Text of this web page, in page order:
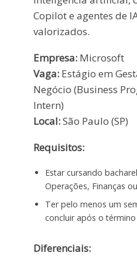
Copilot e agentes de
valorizados.
Empresa:Microsoft
Vaga:Estágio em
Negócio (Business
Intern)
Local:São Paulo (SP)
Requisitos:
Estar cursando
Operações, Finanças
Ter pelo menos um
concluir após o
Diferenciais: